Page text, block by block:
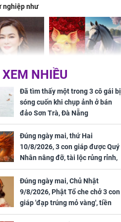
nghiệp như
Rồng', vét
trong thiên
nhân Hồng
Chi Lâm
tin yêu trai
tuổi
Tử vi tuần mới (từ 10
đến 16/8/2026), 3 con
giáp mưa thuận gió
hòa, tiền về như nước,
bạc vàng dư dả, Phú
Quý Vinh Hoa, vận
trình khai sáng
vé,
vượt 8.600
NHIỀU
Đã tìm thấy một trong 3 cô gái bị
sóng cuốn khi chụp ảnh ở bán
đảo Sơn Trà, Đà Nẵng
Đúng ngày mai, thứ Hai
10/8/2026, 3 con giáp được Quý
Nhân nâng đỡ, tài lộc rủng rỉnh,
yên tâm hưởng vinh hoa Phú
Quý
Đúng ngày mai, Chủ Nhật
9/8/2026, Phật Tổ che chở 3 con
giáp 'đạp trúng mỏ vàng', tiền
bạc nhiều như lá sung, sự